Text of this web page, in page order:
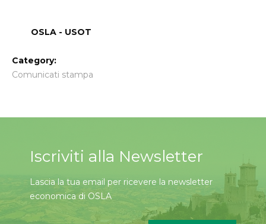
OSLA - USOT
Category:
Comunicati stampa
Iscriviti alla Newsletter
Lascia la tua email per ricevere la newsletter
economica di OSLA